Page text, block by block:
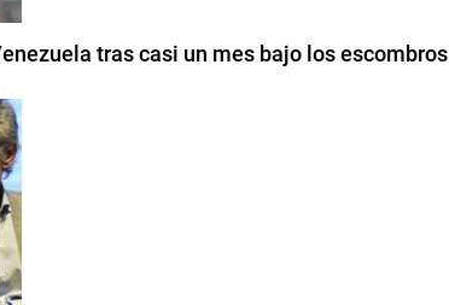
tras casi un mes bajo los escombros